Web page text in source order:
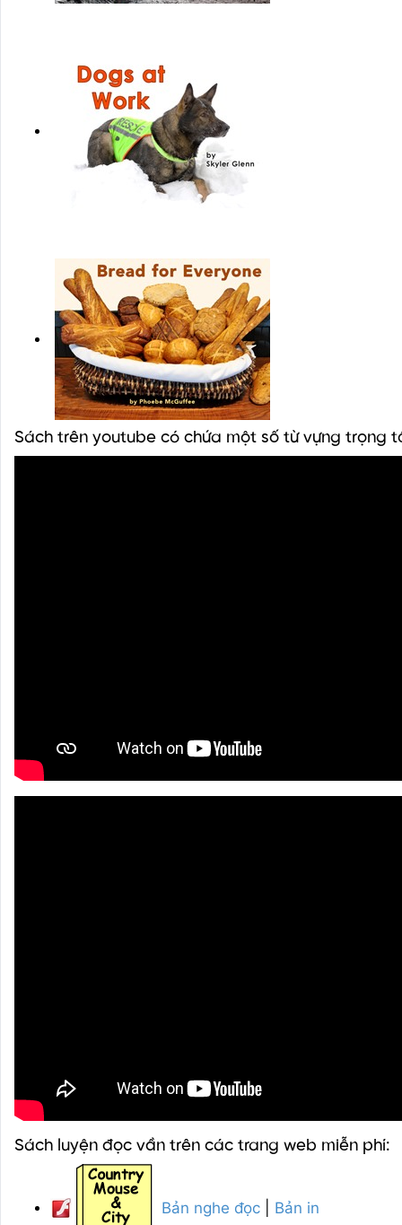
Sách trên youtube có chứa một số từ vựng trọng
Sách luyện đọc vần trên các trang web miễn phí:
Bản nghe đọc Bản in